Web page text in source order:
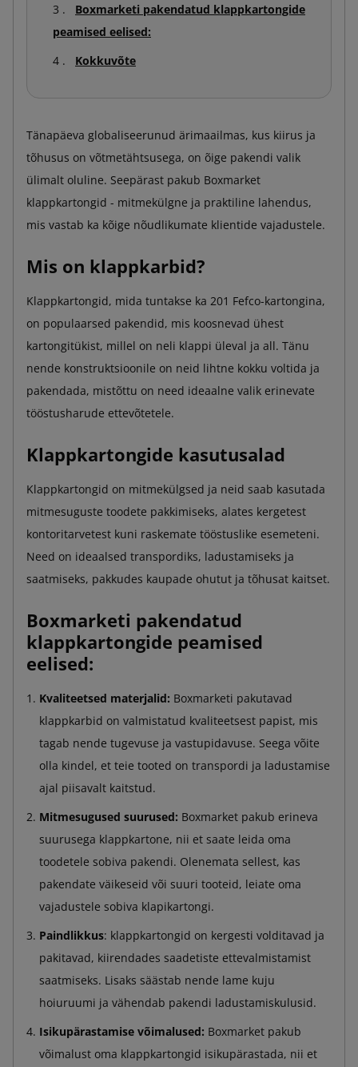
Boxmarketi pakendatud klappkartongide
peamised eelised:
Kokkuvõte
Tänapäeva globaliseerunud ärimaailmas, kus kiirus ja
tõhusus on võtmetähtsusega, on õige pakendi valik
ülimalt oluline. Seepärast pakub Boxmarket
klappkartongid - mitmekülgne ja praktiline lahendus,
mis vastab ka kõige nõudlikumate klientide vajadustele.
Mis on klappkarbid?
Klappkartongid, mida tuntakse ka 201 Fefco-kartongina,
on populaarsed pakendid, mis koosnevad ühest
kartongitükist, millel on neli klappi üleval ja all. Tänu
nende konstruktsioonile on neid lihtne kokku voltida ja
pakendada, mistõttu on need ideaalne valik erinevate
tööstusharude ettevõtetele.
Klappkartongide kasutusalad
Klappkartongid on mitmekülgsed ja neid saab kasutada
mitmesuguste toodete pakkimiseks, alates kergetest
kontoritarvetest kuni raskemate tööstuslike esemeteni.
Need on ideaalsed transpordiks, ladustamiseks ja
saatmiseks, pakkudes kaupade ohutut ja tõhusat kaitset.
Boxmarketi pakendatud
klappkartongide peamised
eelised:
Kvaliteetsed materjalid: Boxmarketi pakutavad
klappkarbid on valmistatud kvaliteetsest papist, mis
tagab nende tugevuse ja vastupidavuse. Seega võite
olla kindel, et teie tooted on transpordi ja ladustamise
ajal piisavalt kaitstud.
Mitmesugused suurused: Boxmarket pakub erineva
suurusega klappkartone, nii et saate leida oma
toodetele sobiva pakendi. Olenemata sellest, kas
pakendate väikeseid või suuri tooteid, leiate oma
vajadustele sobiva klapikartongi.
Paindlikkus: klappkartongid on kergesti volditavad ja
pakitavad, kiirendades saadetiste ettevalmistamist
saatmiseks. Lisaks säästab nende lame kuju
hoiuruumi ja vähendab pakendi ladustamiskulusid.
Isikupärastamise võimalused: Boxmarket pakub
võimalust oma klappkartongid isikupärastada, nii et